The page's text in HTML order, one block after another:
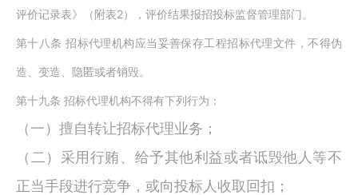
评价记录表》（附表2），评价结果报招投标监督管理部门。
第十八条 招标代理机构应当妥善保存工程招标代理文件，不得伪
造、变造、隐匿或者销毁。
第十九条 招标代理机构不得有下列行为：
（一）擅自转让招标代理业务；
（二）采用行贿、给予其他利益或者诋毁他人等不
正当手段进行竞争，或向投标人收取回扣；